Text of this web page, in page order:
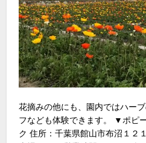
花摘みの他にも、園内ではハー
フなども体験できます。 ▼ポピ
ク 住所：千葉県館山市布沼１２